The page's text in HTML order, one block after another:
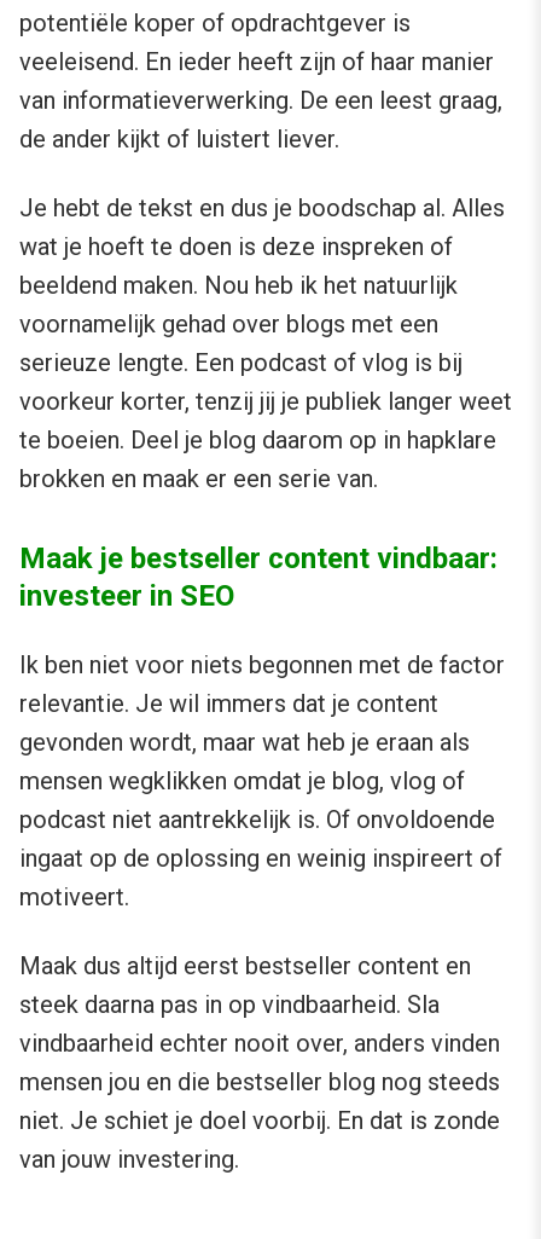
potentiële koper of opdrachtgever is
veeleisend. En ieder heeft zijn of haar manier
van informatieverwerking. De een leest graag,
de ander kijkt of luistert liever.
Je hebt de tekst en dus je boodschap al. Alles
wat je hoeft te doen is deze inspreken of
beeldend maken. Nou heb ik het natuurlijk
voornamelijk gehad over blogs met een
serieuze lengte. Een podcast of vlog is bij
voorkeur korter, tenzij jij je publiek langer weet
te boeien. Deel je blog daarom op in hapklare
brokken en maak er een serie van.
Maak je bestseller content vindbaar:
investeer in SEO
Ik ben niet voor niets begonnen met de factor
relevantie. Je wil immers dat je content
gevonden wordt, maar wat heb je eraan als
mensen wegklikken omdat je blog, vlog of
podcast niet aantrekkelijk is. Of onvoldoende
ingaat op de oplossing en weinig inspireert of
motiveert.
Maak dus altijd eerst bestseller content en
steek daarna pas in op vindbaarheid. Sla
vindbaarheid echter nooit over, anders vinden
mensen jou en die bestseller blog nog steeds
niet. Je schiet je doel voorbij. En dat is zonde
van jouw investering.